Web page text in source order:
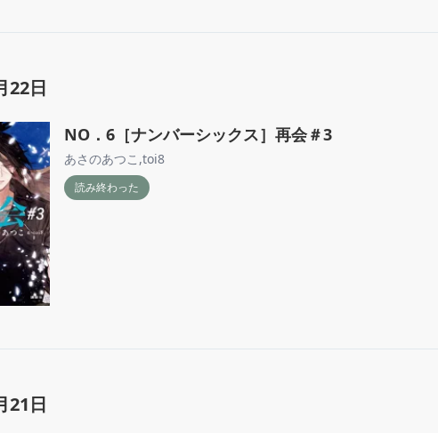
22日
NO．6［ナンバーシックス］再会＃3
あさのあつこ ,toi8
読み終わった
21日